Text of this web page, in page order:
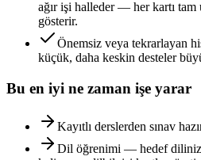
ağır işi halleder — her kartı
gösterir.
Önemsiz veya tekrarlayan
küçük, daha keskin desteler
Bu en iyi ne zaman işe yarar
Kayıtlı derslerden sınav
Dil öğrenimi — hedef